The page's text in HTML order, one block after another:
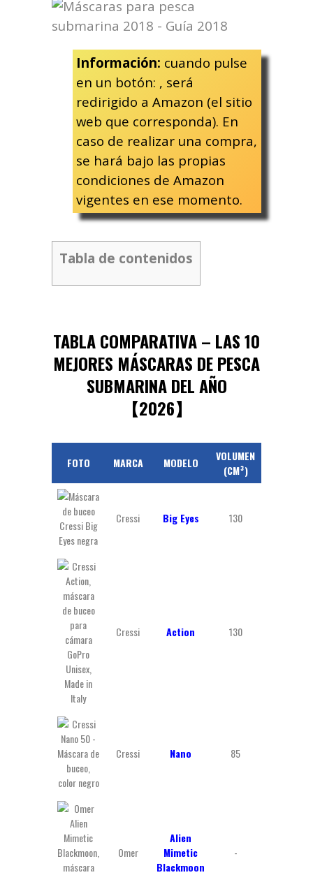
Información: cuando pulse
en un botón: , será
redirigido a Amazon (el sitio
web que corresponda). En
caso de realizar una compra,
se hará bajo las propias
condiciones de Amazon
vigentes en ese momento.
Tabla de contenidos
TABLA COMPARATIVA – LAS 10
MEJORES MÁSCARAS DE PESCA
SUBMARINA DEL AÑO
【2026】
FOTO MARCA MODELO
VOLUMEN
(CM³)
Cressi Big Eyes 130
Cressi Action 130
Cressi Nano 85
Omer
Alien
Mimetic
Blackmoon
-